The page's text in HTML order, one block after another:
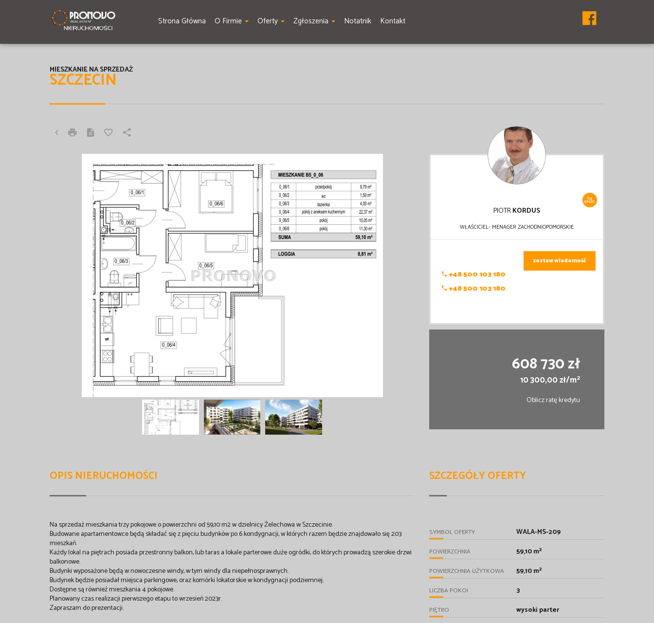
Strona Główna O Firmie Oferty Zgłoszenia Notatnik Kontakt
SZCZECIN
MIESZKANIE NA SPRZEDAŻ
84
OFERT
PIOTRKORDUS
WŁAŚCICIEL- MENAGER ZACHODNIOPOMORSKIE
+48 500 103 180
+48 500 103 180
zostaw wiadomość
608 730 zł
10 300,00 zł/m2
Oblicz ratę kredytu
OPIS NIERUCHOMOŚCI
Na sprzedaż mieszkania trzy pokojowe o powierzchni od 59,10 m2 w dzielnicy Żelechowa w Szczecinie.
Budowane apartamentowce będą składać się z pięciu budynków po 6 kondygnacji, w których razem będzie znajdowało się 203
mieszkań.
Każdy lokal na piętrach posiada przestronny balkon, lub taras a lokale parterowe duże ogródki, do których prowadzą szerokie drzwi
balkonowe.
Budynki wyposażone będą w nowoczesne windy, w tym windy dla niepełnosprawnych.
Budynek będzie posiadał miejsca parkingowe, oraz komórki lokatorskie w kondygnacji podziemnej.
Dostępne są również mieszkania 4 pokojowe.
Planowany czas realizacji pierwszego etapu to wrzesień 2023r.
Zapraszam do prezentacji.
SZCZEGÓŁY OFERTY
SYMBOL OFERTY WALA-MS-209
POWIERZCHNIA 59,10 m²
POWIERZCHNIA UŻYTKOWA 59,10 m²
LICZBA POKOI 3
PIĘTRO wysoki parter